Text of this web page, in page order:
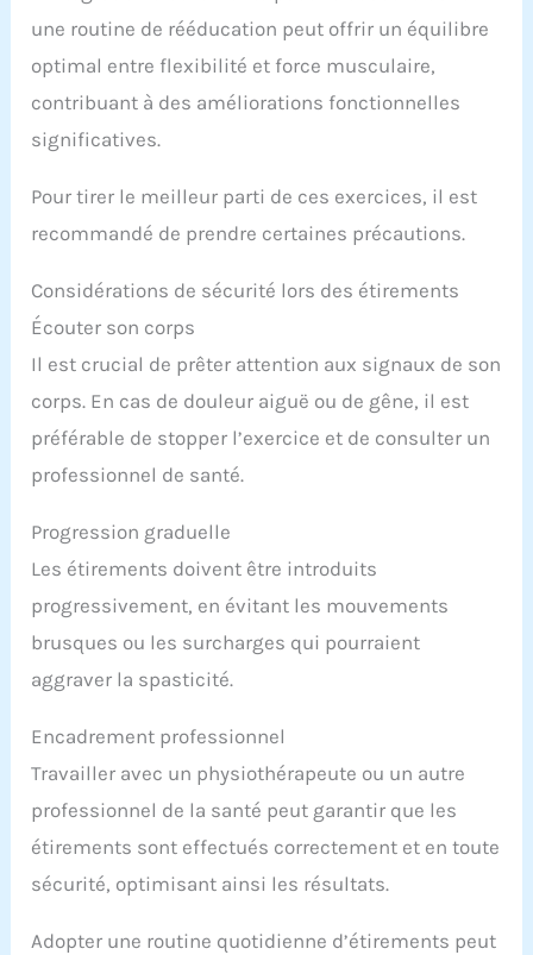
une routine de rééducation peut offrir un équilibre
optimal entre flexibilité et force musculaire,
contribuant à des améliorations fonctionnelles
significatives.
Pour tirer le meilleur parti de ces exercices, il est
recommandé de prendre certaines précautions.
Considérations de sécurité lors des étirements
Écouter son corps
Il est crucial de prêter attention aux signaux de son
corps. En cas de douleur aiguë ou de gêne, il est
préférable de stopper l’exercice et de consulter un
professionnel de santé.
Progression graduelle
Les étirements doivent être introduits
progressivement, en évitant les mouvements
brusques ou les surcharges qui pourraient
aggraver la spasticité.
Encadrement professionnel
Travailler avec un physiothérapeute ou un autre
professionnel de la santé peut garantir que les
étirements sont effectués correctement et en toute
sécurité, optimisant ainsi les résultats.
Adopter une routine quotidienne d’étirements peut